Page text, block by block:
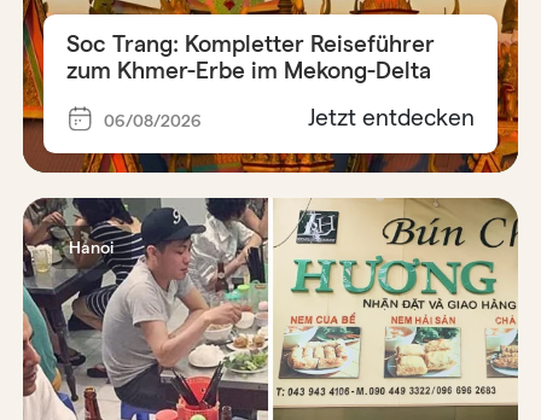
Soc Trang: Kompletter Reiseführer
zum Khmer-Erbe im Mekong-Delta
06/08/2026 Jetzt entdecken
Hanoi